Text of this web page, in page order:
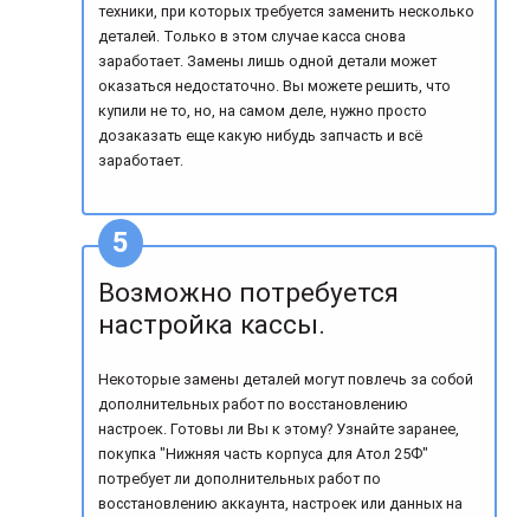
техники, при которых требуется заменить несколько
деталей. Только в этом случае касса снова
заработает. Замены лишь одной детали может
оказаться недостаточно. Вы можете решить, что
купили не то, но, на самом деле, нужно просто
дозаказать еще какую нибудь запчасть и всё
заработает.
Возможно потребуется
настройка кассы.
Некоторые замены деталей могут повлечь за собой
дополнительных работ по восстановлению
настроек. Готовы ли Вы к этому? Узнайте заранее,
покупка "Нижняя часть корпуса для Атол 25Ф"
потребует ли дополнительных работ по
восстановлению аккаунта, настроек или данных на